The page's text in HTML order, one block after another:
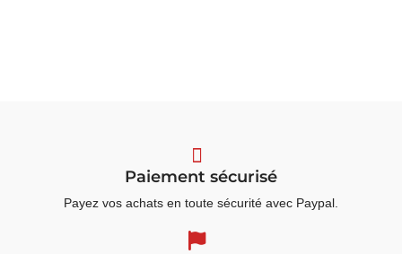
Paiement sécurisé
Payez vos achats en toute sécurité avec Paypal.